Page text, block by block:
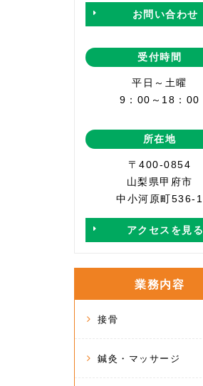
お問い合わせ
受付時間
平日～土曜
9：00～18：00
所在地
〒400-0854
山梨県甲府市
中小河原町536-1
アクセスを見る
業務内容
接骨
鍼灸・マッサージ